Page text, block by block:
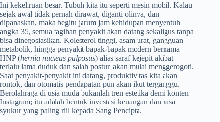
Ini kekeliruan besar. Tubuh kita itu seperti mesin mobil. Kalau
sejak awal tidak pernah dirawat, diganti olinya, dan
dipanaskan, maka begitu jarum jam kehidupan menyentuh
angka 35, semua tagihan penyakit akan datang sekaligus tanpa
bisa dinegosiasikan. Kolesterol tinggi, asam urat, gangguan
metabolik, hingga penyakit bapak-bapak modern bernama
HNP (hernia nucleus pulposus) alias saraf kejepit akibat
terlalu lama duduk dan salah postur, akan mulai menggerogoti.
Saat penyakit-penyakit ini datang, produktivitas kita akan
rontok, dan otomatis pendapatan pun akan ikut terganggu.
Berolahraga di usia muda bukanlah tren estetika demi konten
Instagram; itu adalah bentuk investasi keuangan dan rasa
syukur yang paling riil kepada Sang Pencipta.